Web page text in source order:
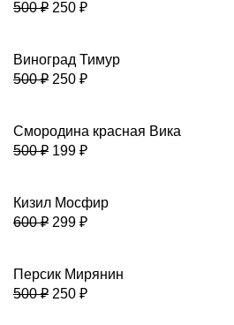
500₽ 250 ₽
Виноград Тимур
500₽ 250 ₽
Смородина красная Вика
500₽ 199 ₽
Кизил Мосфир
600₽ 299 ₽
Персик Мирянин
500₽ 250 ₽